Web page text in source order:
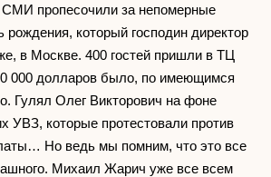
СМИ пропесочили за непомерные
рождения, который господин директор
в Москве. 400 гостей пришли в ТЦ
000 долларов было, по имеющимся
Гулял Олег Викторович на фоне
УВЗ, которые протестовали против
Но ведь мы помним, что это все
Михаил Жарич уже все всем